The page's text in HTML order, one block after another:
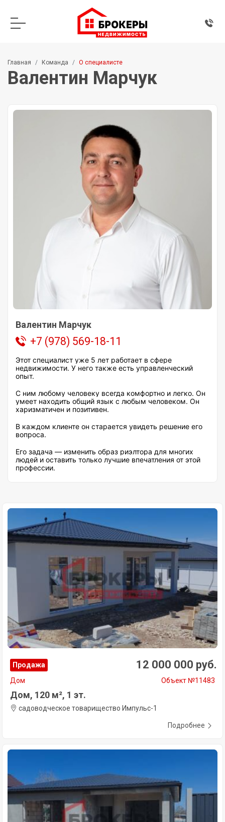
Главная Команда О специалисте
Валентин Марчук
Валентин Марчук
+7 (978) 569-18-11
Этот специалист уже 5 лет работает в сфере
недвижимости. У него также есть управленческий
опыт.
С ним любому человеку всегда комфортно и легко. Он
умеет находить общий язык с любым человеком. Он
харизматичен и позитивен.
В каждом клиенте он старается увидеть решение его
вопроса.
Его задача — изменить образ риэлтора для многих
людей и оставить только лучшие впечатления от этой
профессии.
Продажа 12 000 000 руб.
Дом Объект №11483
Дом, 120 м², 1 эт.
садоводческое товарищество Импульс-1
Подробнее